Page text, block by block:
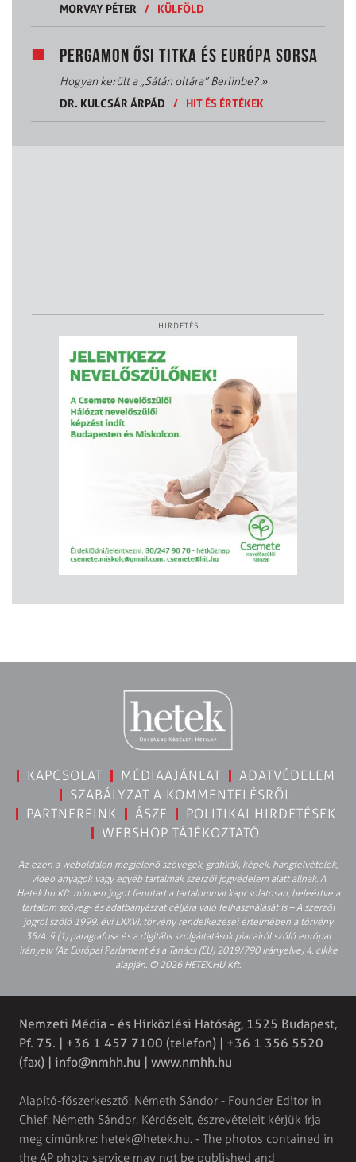
MORVAY PÉTER
/ KÜLFÖLD
PERGAMON ŐSI TITKA ÉS EURÓPA SORSA
Hogyan került a „Sátán oltára” Berlinbe?»
DR. KULCSÁR ÁRPÁD
/ HIT ÉS ÉRTÉKEK
HIRDETÉS
KAPCSOLAT MÉDIAAJÁNLAT
ADATVÉDELEM
SZABÁLYZAT A KOMMENTELÉSRŐL
PARTNEREINK
ÁSZF
POLITIKAI HIRDETÉSEK
WEBSHOP TÁJÉKOZTATÓ
Az ezen a weboldalon megjelenő szövegek, grafikák, képek, hangfelvételek,
video anyagok vagy egyéb tartalmak szerzői jogvédelem alatt állnak. A
Hetek.hu Kft. minden jogot fenntart a tartalommal kapcsolatosan, beleértve a
tartalom szöveg- és adatbányászat céljára való felhasználását is – A szerzői
jogról szóló 1999. évi LXXVI. törvény rendelkezései értelmében a törvény
35/A. § (1) paragrafusa és a digitális szolgáltatások piacairól szóló európai
irányelv (Az Európai Parlament és a Tanács (EU) 2019/790 Irányelve) 4. cikke
alapján. © 2026 HETEK.HU Kft.
Nemzeti Média - és Hírközlési Hatóság, 1525 Budapest,
Pf. 75. | +36 1 457 7100 (telefon) | +36 1 356 5520
(fax) | info@nmhh.hu | www.nmhh.hu
Alapító-főszerkesztő: Németh Sándor - Founder Editor in
Chief: Németh Sándor. Kérdéseit, észrevételeit kérjük írja
meg címünkre: hetek@hetek.hu. - The photos contained in
the AP photo service may not be published and